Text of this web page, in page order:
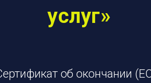
услуг»
об окончании